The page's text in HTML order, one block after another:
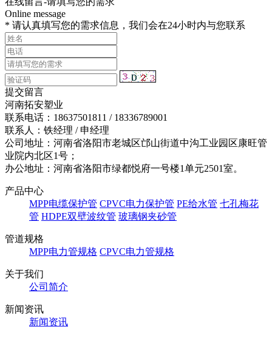
Online message
* 请认真填写您的需求信息，我们会在24小时内与您联系
提交留言
河南拓安塑业
联系电话：18637501811 / 18336789001
联系人：铁经理 / 申经理
公司地址：河南省洛阳市老城区邙山街道中沟工业园区康旺管
业院内北区1号；
办公地址：河南省洛阳市绿都悦府一号楼1单元2501室。
产品中心
MPP电缆保护管 CPVC电力保护管 PE给水管 七孔梅花
管 HDPE双壁波纹管 玻璃钢夹砂管
管道规格
MPP电力管规格 CPVC电力管规格
关于我们
公司简介
新闻资讯
新闻资讯